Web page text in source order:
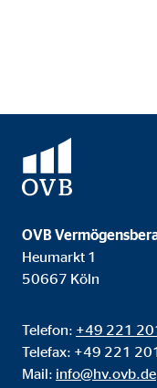
OVB
Heumarkt 1
50667 Köln
Telefon: +49 221
Telefax: +49 221
Mail: info@hv.ovb.de